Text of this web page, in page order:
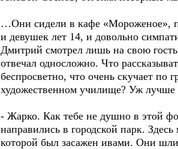
…Они сидели в кафе «Мороженое»,
и девушек лет 14, и довольно
Дмитрий смотрел лишь на свою
отвечал односложно. Что
беспросветно, что очень скучает по
художественном училище? Уж
- Жарко. Как тебе не душно в этой
направились в городской парк.
которой был засажен ивами. Они